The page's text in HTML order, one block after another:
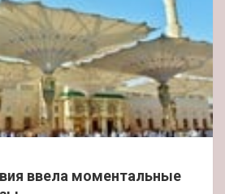
ввела моментальные